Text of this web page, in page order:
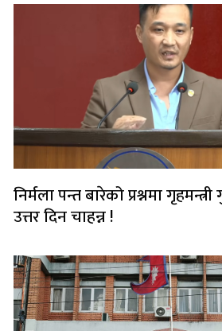
निर्मला पन्त बारेको प्रश्नमा
उत्तर दिन चाहन्न !